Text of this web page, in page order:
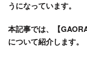
うになっています。
本記事では、【
について紹介します。